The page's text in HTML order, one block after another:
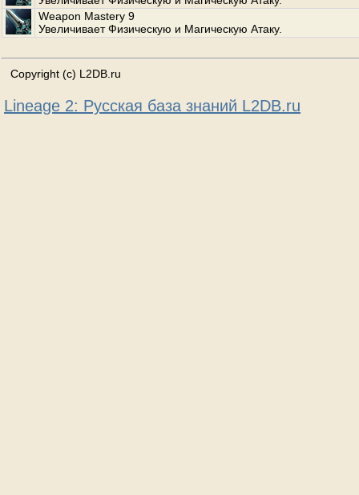
Weapon Mastery 9
Увеличивает Физическую и Магическую Атаку.
Copyright (c) L2DB.ru
Lineage 2: Русская база знаний L2DB.ru